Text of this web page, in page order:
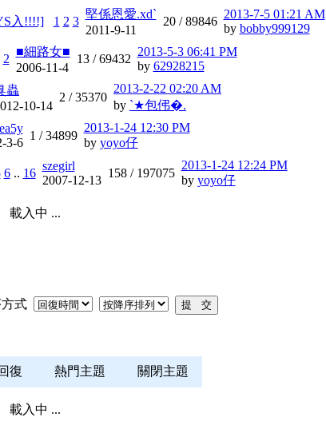
入!!!!] 1 2 3
堅係恩愛.xd`
2011-9-11
20 /89846
2013-7-5 01:21 AM
by bobby999129
2
■細路女■
2006-11-4
13 /69432
2013-5-3 06:41 PM
by 62928215
蟲
10-14
2 /35370
2013-2-22 02:20 AM
by `★包伄�.
3-6
1 /34899
2013-1-24 12:30 PM
by yoyo仔
6.. 16
szegirl
2007-12-13
158 / 197075
2013-1-24 12:24 PM
by yoyo仔
載入中 ...
式
回復 熱門主題 關閉主題
載入中 ...